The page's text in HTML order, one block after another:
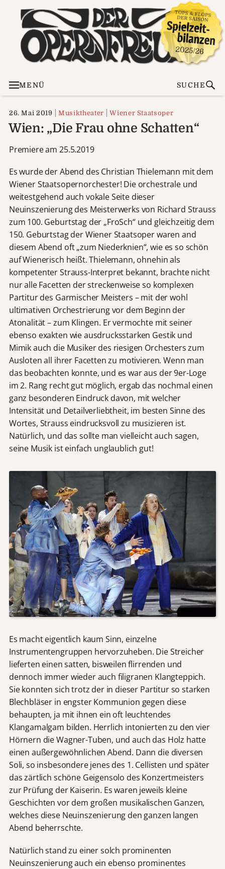
MENÜ SUCHE
26. Mai 2019 Musiktheater Wiener Staatsoper
Wien: „Die Frau ohne Schatten“
Premiere am 25.5.2019
Es wurde der Abend des Christian Thielemann mit dem
Wiener Staatsopernorchester! Die orchestrale und
weitestgehend auch vokale Seite dieser
Neuinszenierung des Meisterwerks von Richard Strauss
zum 100. Geburtstag der „FroSch“ und gleichzeitig dem
150. Geburtstag der Wiener Staatsoper waren and
diesem Abend oft „zum Niederknien“, wie es so schön
auf Wienerisch heißt. Thielemann, ohnehin als
kompetenter Strauss-Interpret bekannt, brachte nicht
nur alle Facetten der streckenweise so komplexen
Partitur des Garmischer Meisters – mit der wohl
ultimativen Orchestrierung vor dem Beginn der
Atonalität – zum Klingen. Er vermochte mit seiner
ebenso exakten wie ausdrucksstarken Gestik und
Mimik auch die Musiker des riesigen Orchesters zum
Ausloten all ihrer Facetten zu motivieren. Wenn man
das beobachten konnte, und es war aus der 9er-Loge
im 2. Rang recht gut möglich, ergab das nochmal einen
ganz besonderen Eindruck davon, mit welcher
Intensität und Detailverliebtheit, im besten Sinne des
Wortes, Strauss eindrucksvoll zu musizieren ist.
Natürlich, und das sollte man vielleicht auch sagen,
seine Musik ist einfach unglaublich gut!
Es macht eigentlich kaum Sinn, einzelne
Instrumentengruppen hervorzuheben. Die Streicher
lieferten einen satten, bisweilen flirrenden und
dennoch immer wieder auch filigranen Klangteppich.
Sie konnten sich trotz der in dieser Partitur so starken
Blechbläser in engster Kommunion gegen diese
behaupten, ja mit ihnen ein oft leuchtendes
Klangamalgam bilden. Herrlich intonierten zu den vier
Hörnern die Wagner-Tuben, und auch das Holz hatte
einen außergewöhnlichen Abend. Dann die diversen
Soli, so insbesondere jenes des 1. Cellisten und später
das zärtlich schöne Geigensolo des Konzertmeisters
zur Prüfung der Kaiserin. Es waren jeweils kleine
Geschichten vor dem großen musikalischen Ganzen,
welches diese Neuinszenierung den ganzen langen
Abend beherrschte.
Natürlich stand zu einer solch prominenten
Neuinszenierung auch ein ebenso prominentes